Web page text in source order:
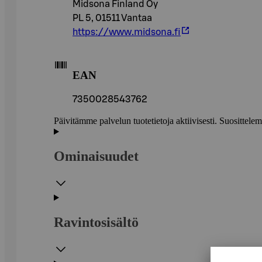
Midsona Finland Oy
PL 5, 01511 Vantaa
https://www.midsona.fi
EAN
7350028543762
Päivitämme palvelun tuotetietoja aktiivisesti.
Ominaisuudet
Ravintosisältö